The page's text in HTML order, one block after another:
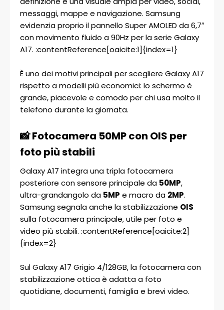
messaggi, mappe e navigazione. Samsung
evidenzia proprio il pannello Super AMOLED da 6,7″
con movimento fluido a 90Hz per la serie Galaxy
A17. :contentReference[oaicite:1]{index=1}
È uno dei motivi principali per scegliere Galaxy A17
rispetto a modelli più economici: lo schermo è
grande, piacevole e comodo per chi usa molto il
telefono durante la giornata.
📸 Fotocamera 50MP con OIS per
foto più stabili
Galaxy A17 integra una tripla fotocamera
posteriore con sensore principale da 50MP,
ultra-grandangolo da 5MP e macro da 2MP.
Samsung segnala anche la stabilizzazione OIS
sulla fotocamera principale, utile per foto e
video più stabili. :contentReference[oaicite:2]
{index=2}
Sul Galaxy A17 Grigio 4/128GB, la fotocamera con
stabilizzazione ottica è adatta a foto
quotidiane, documenti, famiglia e brevi video.